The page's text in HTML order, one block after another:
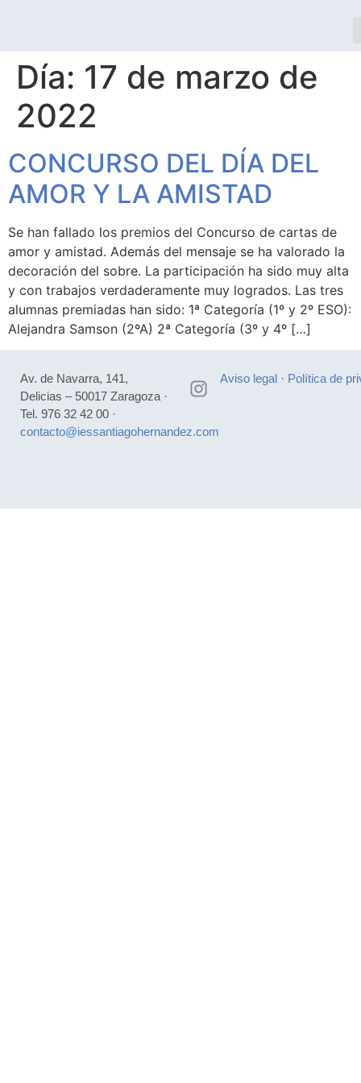
Día: 17 de marzo de
2022
CONCURSO DEL DÍA DEL
AMOR Y LA AMISTAD
Se han fallado los premios del Concurso de cartas de
amor y amistad. Además del mensaje se ha valorado la
decoración del sobre. La participación ha sido muy alta
y con trabajos verdaderamente muy logrados. Las tres
alumnas premiadas han sido: 1ª Categoría (1º y 2º ESO):
Alejandra Samson (2ºA) 2ª Categoría (3º y 4º […]
Av. de Navarra, 141,
Delicias – 50017 Zaragoza ·
Tel. 976 32 42 00 ·
contacto@iessantiagohernandez.com
Aviso legal· Política de